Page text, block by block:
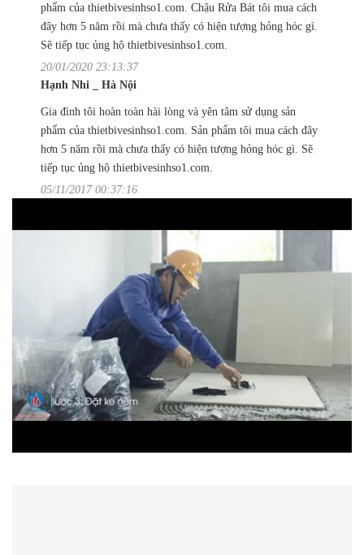
phẩm của thietbivesinhso1.com. Chậu Rửa Bát tôi mua cách
đây hơn 5 năm rồi mà chưa thấy có hiện tượng hỏng hóc gì.
Sẽ tiếp tục ủng hộ thietbivesinhso1.com.
20/01/2020 23:13:37
Hạnh Nhi _ Hà Nội
Gia đình tôi hoàn toàn hài lòng và yên tâm sử dụng sản
phẩm của thietbivesinhso1.com. Sản phẩm tôi mua cách đây
hơn 5 năm rồi mà chưa thấy có hiện tượng hỏng hóc gì. Sẽ
tiếp tục ủng hộ thietbivesinhso1.com.
05/11/2017 00:37:16